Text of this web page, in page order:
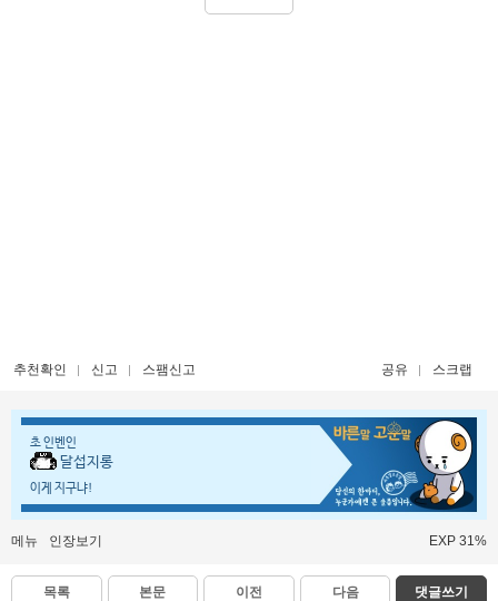
추천확인 신고 스팸신고 공유 스크랩
초 인벤인
달섭지롱
이게 지구냐!
메뉴 인장보기 EXP 31%
목록 본문 이전 다음 댓글쓰기